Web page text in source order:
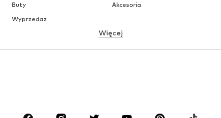
Buty
Akcesoria
Wyprzedaż
Więcej